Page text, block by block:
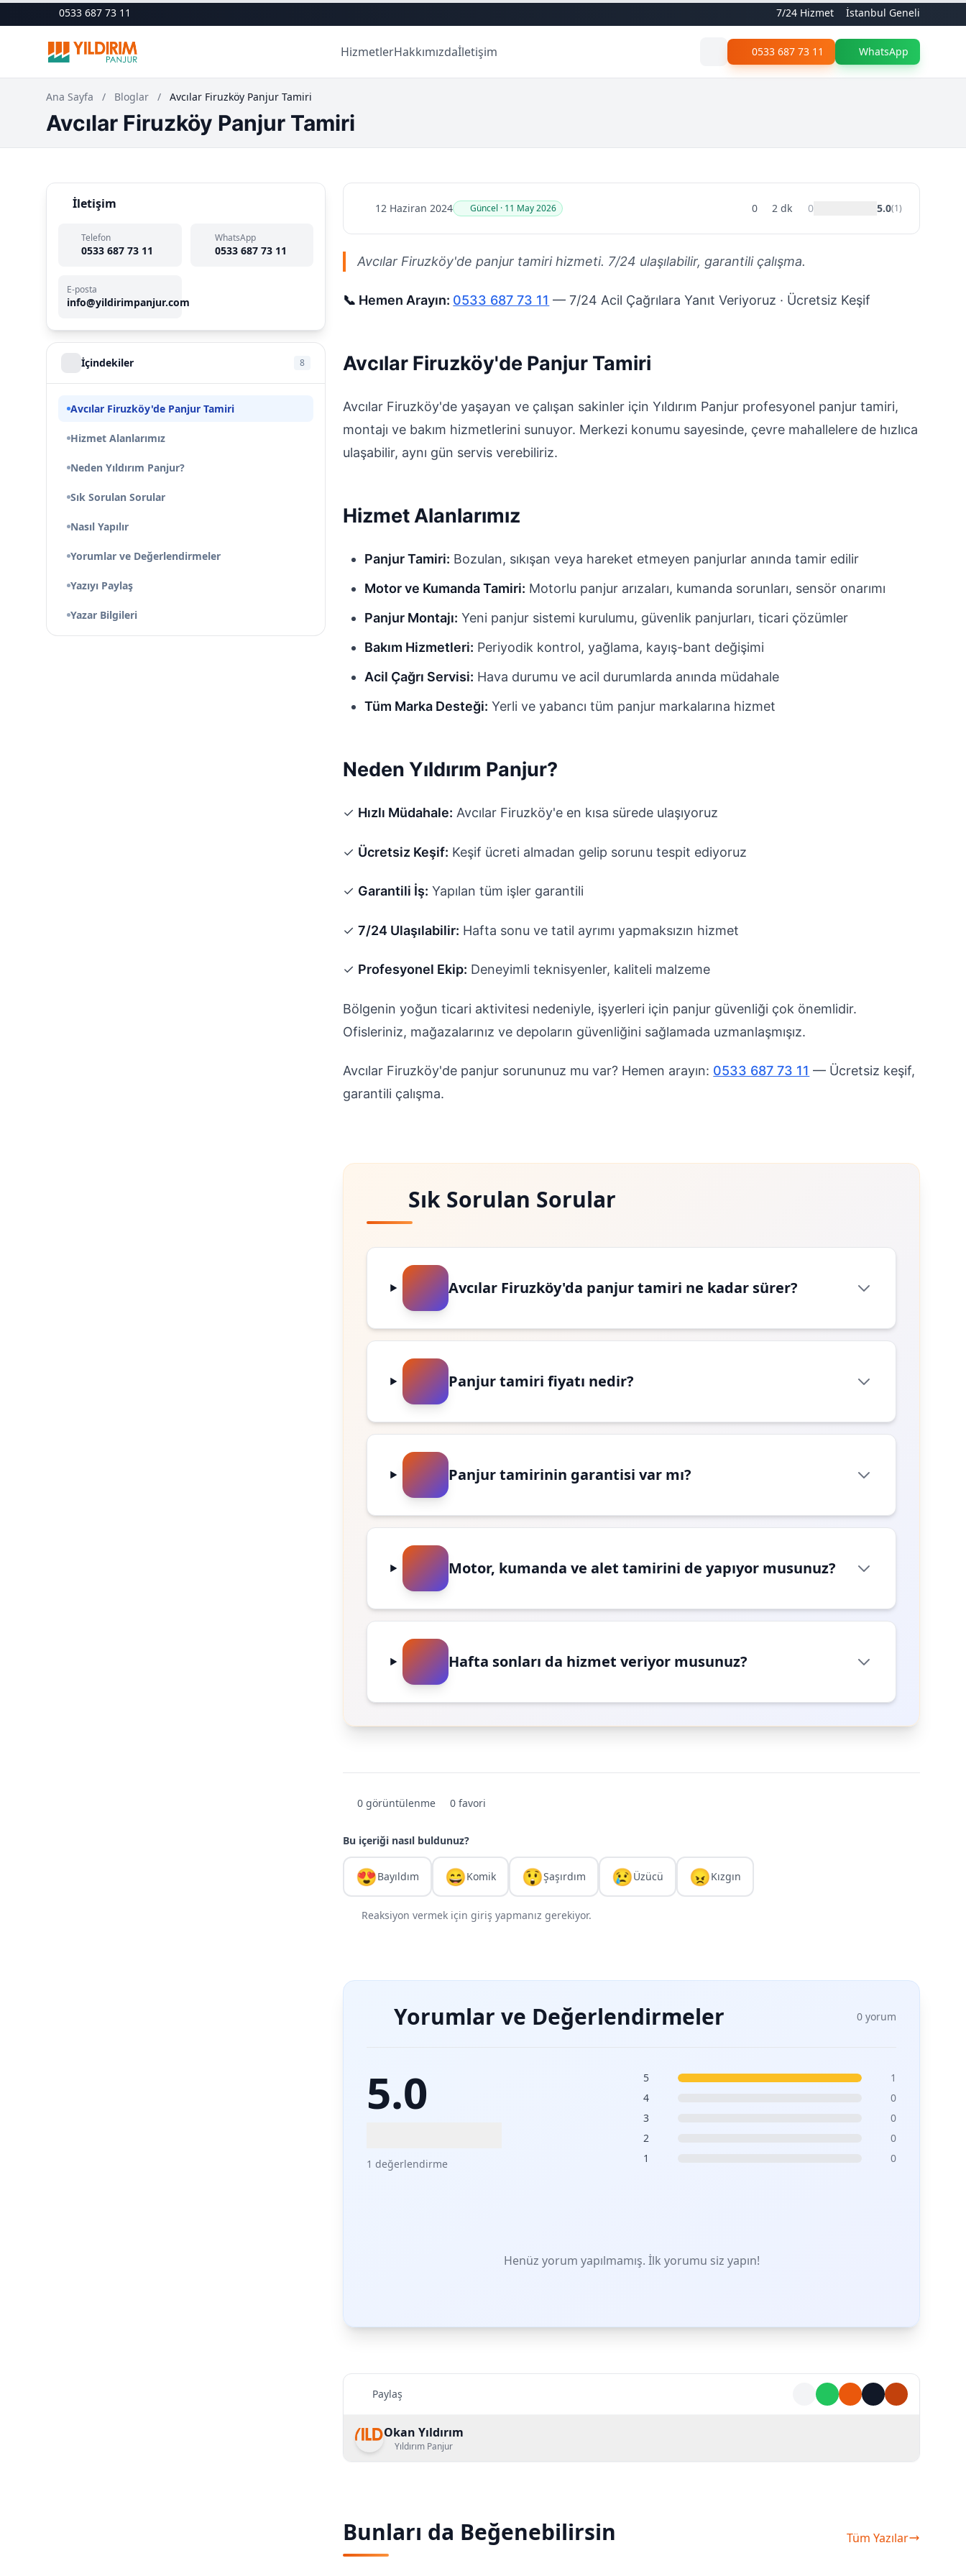
0533 687 73 11 7/24 Hizmet İstanbul Geneli
HizmetlerHakkımızdaİletişim 0533 687 73 11 WhatsApp
Ana Sayfa / Bloglar / Avcılar Firuzköy Panjur Tamiri
Avcılar Firuzköy Panjur Tamiri
İletişim
Telefon
0533 687 73 11
WhatsApp
0533 687 73 11
E-posta
info@yildirimpanjur.com
İçindekiler 8
Avcılar Firuzköy'de Panjur Tamiri
Hizmet Alanlarımız
Neden Yıldırım Panjur?
Sık Sorulan Sorular
Nasıl Yapılır
Yorumlar ve Değerlendirmeler
Yazıyı Paylaş
Yazar Bilgileri
12 Haziran 2024 Güncel · 11 May 2026 0 2dk 0 5.0(1)
Avcılar Firuzköy'de panjur tamiri hizmeti. 7/24 ulaşılabilir, garantili çalışma.
📞 Hemen Arayın: 0533 687 73 11 — 7/24 Acil Çağrılara Yanıt Veriyoruz · Ücretsiz Keşif
Avcılar Firuzköy'de Panjur Tamiri
Avcılar Firuzköy'de yaşayan ve çalışan sakinler için Yıldırım Panjur profesyonel panjur tamiri,
montajı ve bakım hizmetlerini sunuyor. Merkezi konumu sayesinde, çevre mahallelere de hızlıca
ulaşabilir, aynı gün servis verebiliriz.
Hizmet Alanlarımız
Panjur Tamiri: Bozulan, sıkışan veya hareket etmeyen panjurlar anında tamir edilir
Motor ve Kumanda Tamiri: Motorlu panjur arızaları, kumanda sorunları, sensör onarımı
Panjur Montajı: Yeni panjur sistemi kurulumu, güvenlik panjurları, ticari çözümler
Bakım Hizmetleri: Periyodik kontrol, yağlama, kayış-bant değişimi
Acil Çağrı Servisi: Hava durumu ve acil durumlarda anında müdahale
Tüm Marka Desteği: Yerli ve yabancı tüm panjur markalarına hizmet
Neden Yıldırım Panjur?
✓ Hızlı Müdahale: Avcılar Firuzköy'e en kısa sürede ulaşıyoruz
✓ Ücretsiz Keşif: Keşif ücreti almadan gelip sorunu tespit ediyoruz
✓ Garantili İş: Yapılan tüm işler garantili
✓7/24 Ulaşılabilir: Hafta sonu ve tatil ayrımı yapmaksızın hizmet
✓ Profesyonel Ekip: Deneyimli teknisyenler, kaliteli malzeme
Bölgenin yoğun ticari aktivitesi nedeniyle, işyerleri için panjur güvenliği çok önemlidir.
Ofisleriniz, mağazalarınız ve depoların güvenliğini sağlamada uzmanlaşmışız.
Avcılar Firuzköy'de panjur sorununuz mu var? Hemen arayın: 0533 687 73 11 — Ücretsiz keşif,
garantili çalışma.
Sık Sorulan Sorular
Avcılar Firuzköy'da panjur tamiri ne kadar sürer?
Panjur tamiri fiyatı nedir?
Panjur tamirinin garantisi var mı?
Motor, kumanda ve alet tamirini de yapıyor musunuz?
Hafta sonları da hizmet veriyor musunuz?
0 görüntülenme 0 favori
Bu içeriği nasıl buldunuz?
😍Bayıldım 😄Komik 😲Şaşırdım 😢Üzücü 😠Kızgın
Reaksiyon vermek için giriş yapmanız gerekiyor.
Yorumlar ve Değerlendirmeler 0 yorum
5.0
1 değerlendirme
5
1
4
0
3
0
2
0
1
0
Henüz yorum yapılmamış. İlk yorumu siz yapın!
Paylaş
Okan Yıldırım
Yıldırım Panjur
Bunları da Beğenebilirsin Tüm Yazılar